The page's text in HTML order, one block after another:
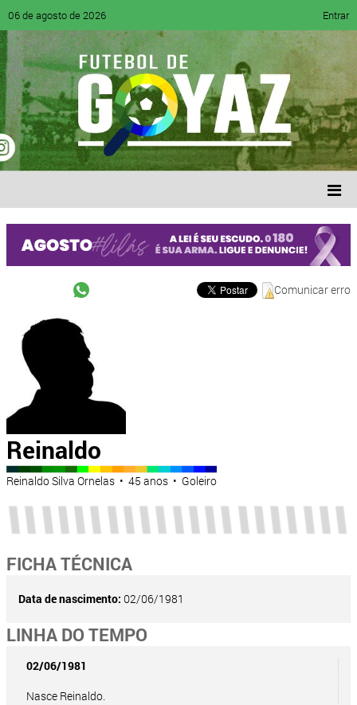
06 de agosto de 2026 Entrar
Comunicar erro
Reinaldo
Reinaldo Silva Ornelas • 45 anos • Goleiro
FICHA TÉCNICA
Data de nascimento: 02/06/1981
LINHA DO TEMPO
02/06/1981
Nasce Reinaldo.